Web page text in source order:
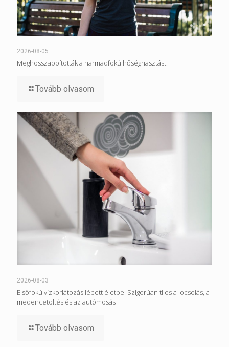
2026-08-05
Meghosszabbították a harmadfokú hőségriasztást!
Tovább olvasom
2026-08-03
Elsőfokú vízkorlátozás lépett életbe: Szigorúan tilos a locsolás, a
medencetöltés és az autómosás
Tovább olvasom